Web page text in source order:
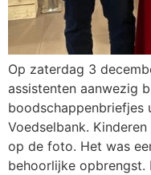
Op zaterdag 3
assistenten aanwezig
boodschappenbriefjes
Voedselbank.
op de foto. Het was
behoorlijke opbrengst.